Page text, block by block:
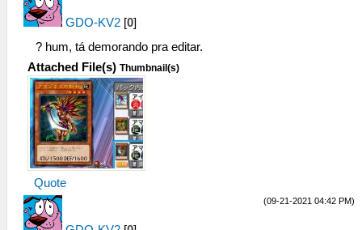
GDO-KV2 [0]
? hum, tá demorando pra editar.
Attached File(s) Thumbnail(s)
Quote
(09-21-2021 04:42 PM)